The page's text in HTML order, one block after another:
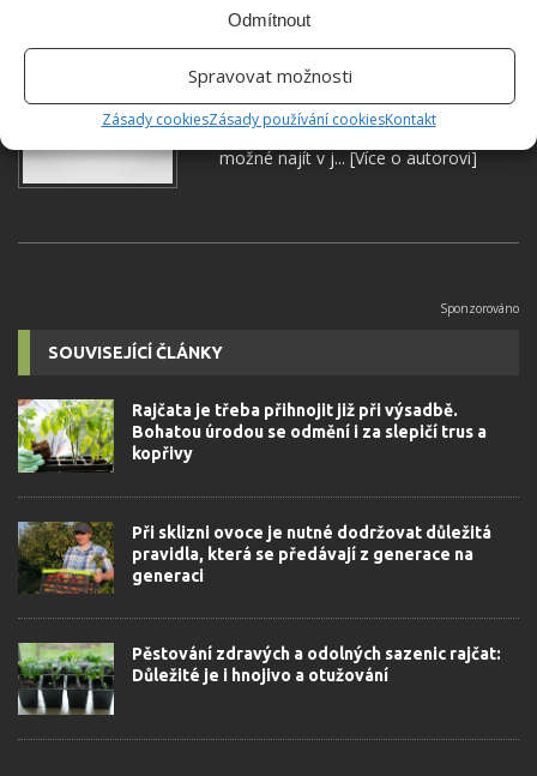
Odmítnout
Spravovat možnosti
Zásady cookiesZásady používání cookiesKontakt
Jiří Kolář
Absolvent České zemědělské
univerzity, který je již od malička
velkým kutilem. V podstatě vše, co je
možné najít v j... [Více o autorovi]
SOUVISEJÍCÍ ČLÁNKY
Rajčata je třeba přihnojit již při výsadbě.
Bohatou úrodou se odmění i za slepičí trus a
kopřivy
Při sklizni ovoce je nutné dodržovat důležitá
pravidla, která se předávají z generace na
generaci
Pěstování zdravých a odolných sazenic rajčat:
Důležité je i hnojivo a otužování